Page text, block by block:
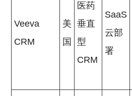
Veeva
CRM
美
国
医药
垂直
型
CRM
SaaS
云部
署